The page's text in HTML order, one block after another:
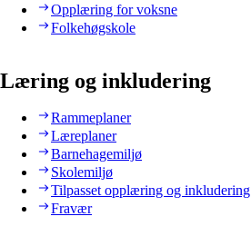
Opplæring for voksne
Folkehøgskole
Læring og inkludering
Rammeplaner
Læreplaner
Barnehagemiljø
Skolemiljø
Tilpasset opplæring og inkludering
Fravær